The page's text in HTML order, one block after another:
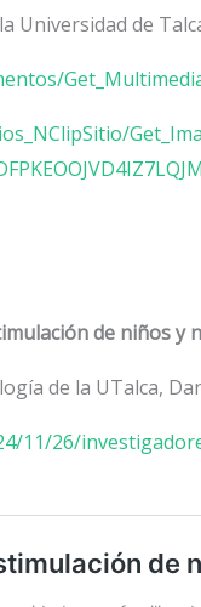
Universidad de
de niños y
de la UTalca,
11/26/